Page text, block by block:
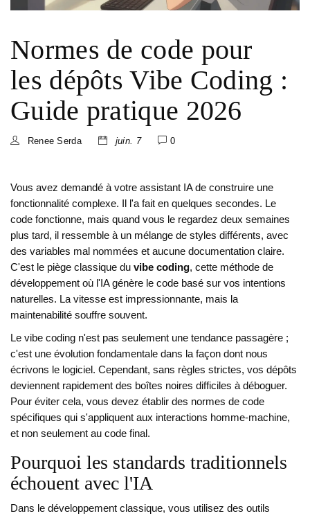
Normes de code pour
les dépôts Vibe Coding :
Guide pratique 2026
Renee Serda juin. 7 0
Vous avez demandé à votre assistant IA de construire une
fonctionnalité complexe. Il l'a fait en quelques secondes. Le
code fonctionne, mais quand vous le regardez deux semaines
plus tard, il ressemble à un mélange de styles différents, avec
des variables mal nommées et aucune documentation claire.
C'est le piège classique du vibe coding, cette méthode de
développement où l'IA génère le code basé sur vos intentions
naturelles. La vitesse est impressionnante, mais la
maintenabilité souffre souvent.
Le vibe coding n'est pas seulement une tendance passagère ;
c'est une évolution fondamentale dans la façon dont nous
écrivons le logiciel. Cependant, sans règles strictes, vos dépôts
deviennent rapidement des boîtes noires difficiles à déboguer.
Pour éviter cela, vous devez établir des normes de code
spécifiques qui s'appliquent aux interactions homme-machine,
et non seulement au code final.
Pourquoi les standards traditionnels
échouent avec l'IA
Dans le développement classique, vous utilisez des outils